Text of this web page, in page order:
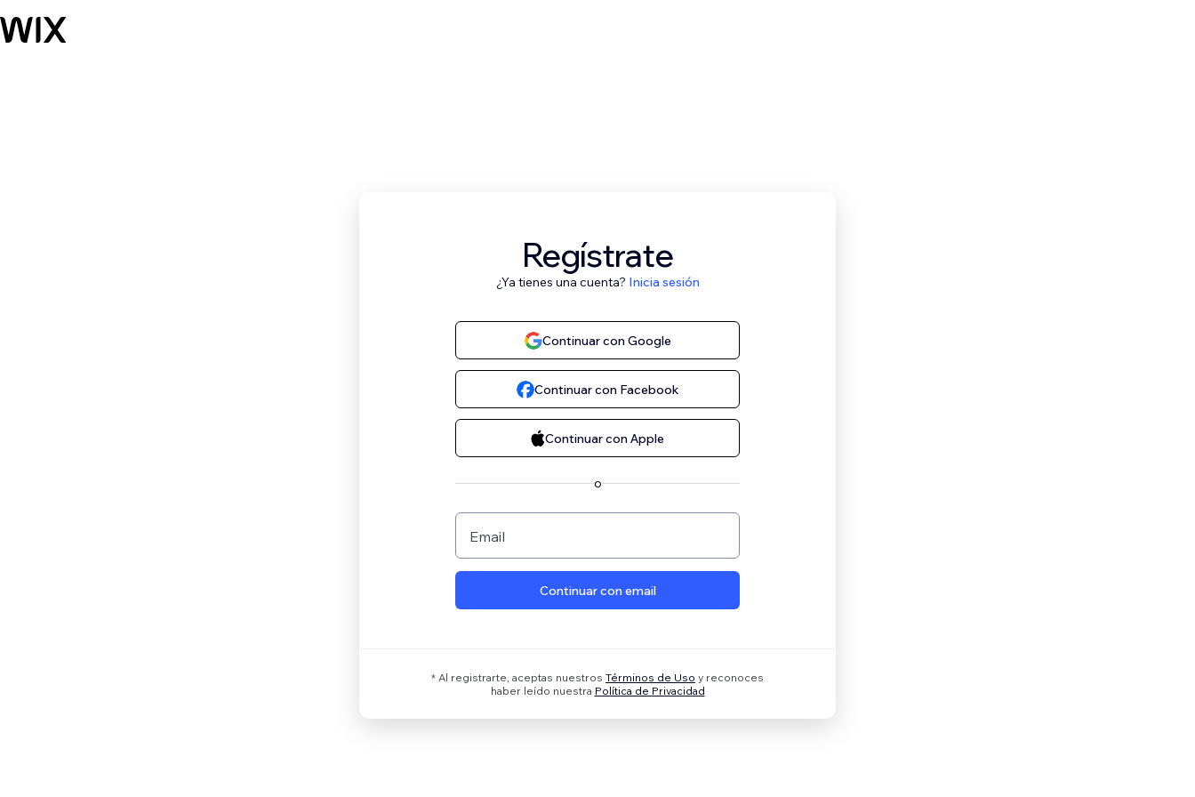
Regístrate
¿Ya tienes una cuenta? Inicia sesión
Continuar con Google
Continuar con Facebook
Continuar con Apple
o
Email
Continuar con email
* Al registrarte, aceptas nuestros Términos de Uso y reconoces
haber leído nuestra Política de Privacidad